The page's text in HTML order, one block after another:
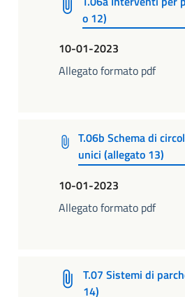
o 12)
10-01-2023
Allegato formato pdf
T.06b Schema di
unici (allegato 13)
10-01-2023
Allegato formato pdf
T.07 Sistemi di
14)